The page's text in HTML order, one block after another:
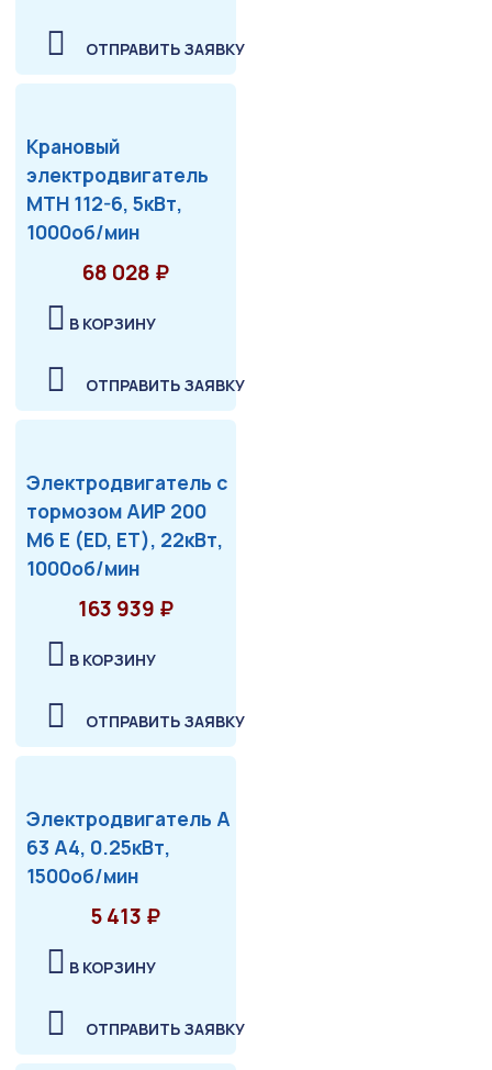
ОТПРАВИТЬ ЗАЯВКУ
Крановый
электродвигатель
МТН 112-6, 5кВт,
1000об/мин
68 028 ₽
В КОРЗИНУ
ОТПРАВИТЬ ЗАЯВКУ
Электродвигатель с
тормозом АИР 200
М6 Е (ED, ET), 22кВт,
1000об/мин
163 939 ₽
В КОРЗИНУ
ОТПРАВИТЬ ЗАЯВКУ
Электродвигатель А
63 А4, 0.25кВт,
1500об/мин
5 413 ₽
В КОРЗИНУ
ОТПРАВИТЬ ЗАЯВКУ